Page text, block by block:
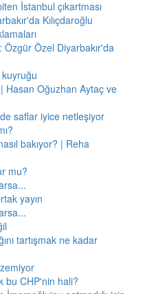
İstanbul çıkartması
Kılıçdaroğlu
Özel Diyarbakır'da
kuyruğu
Hasan Oğuzhan Aytaç ve
saflar iyice netleşiyor
bakıyor? | Reha
mu?
yayın
tartışmak ne kadar
bu CHP'nin hali?